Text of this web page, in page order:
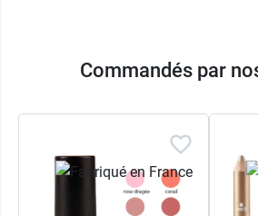
Commandés par